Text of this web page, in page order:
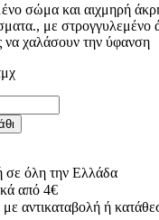
σώμα και αιχμηρή
με στρογγυλεμένο
να χαλάσουν την ύφανση
σε όλη την Ελλάδα
από 4€
αντικαταβολή ή